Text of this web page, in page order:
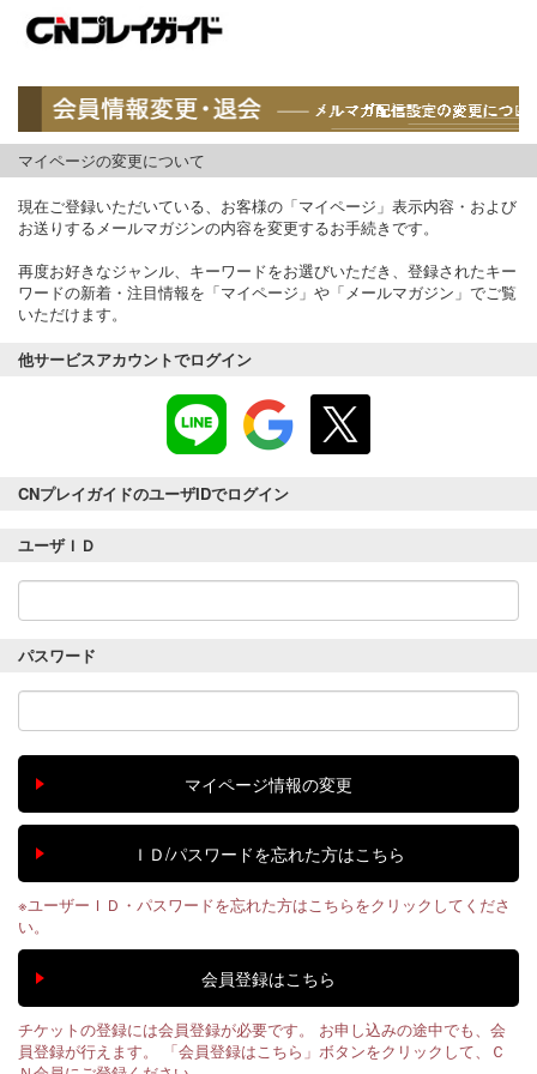
マイページの変更について
現在ご登録いただいている、お客様の「マイページ」表示内容・および
お送りするメールマガジンの内容を変更するお手続きです。
再度お好きなジャンル、キーワードをお選びいただき、登録されたキー
ワードの新着・注目情報を「マイページ」や「メールマガジン」でご覧
いただけます。
他サービスアカウントでログイン
CNプレイガイドのユーザIDでログイン
ユーザＩＤ
パスワード
※ユーザーＩＤ・パスワードを忘れた方はこちらをクリックしてくださ
い。
チケットの登録には会員登録が必要です。 お申し込みの途中でも、会
員登録が行えます。 「会員登録はこちら」ボタンをクリックして、Ｃ